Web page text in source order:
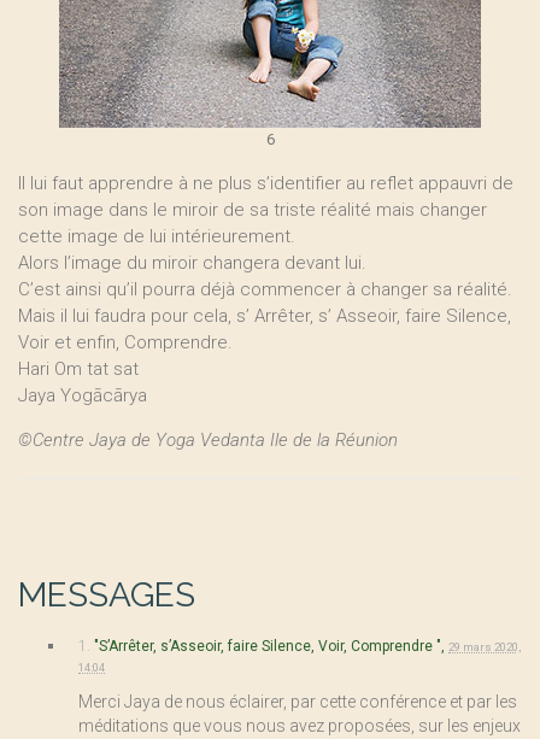
6
Il lui faut apprendre à ne plus s’identifier au reflet appauvri de
son image dans le miroir de sa triste réalité mais changer
cette image de lui intérieurement.
Alors l’image du miroir changera devant lui.
C’est ainsi qu’il pourra déjà commencer à changer sa réalité.
Mais il lui faudra pour cela, s’ Arrêter, s’ Asseoir, faire Silence,
Voir et enfin, Comprendre.
Hari Om tat sat
Jaya Yogācārya
©Centre Jaya de Yoga Vedanta Ile de la Réunion
MESSAGES
1. "S’Arrêter, s’Asseoir, faire Silence, Voir, Comprendre ", 29 mars 2020,
14:04
Merci Jaya de nous éclairer, par cette conférence et par les
méditations que vous nous avez proposées, sur les enjeux